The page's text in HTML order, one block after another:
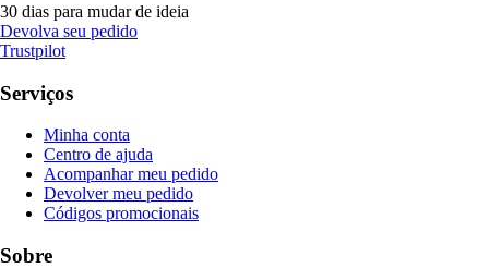
30 dias para mudar de ideia
Devolva seu pedido
Trustpilot
Serviços
Minha conta
Centro de ajuda
Acompanhar meu pedido
Devolver meu pedido
Códigos promocionais
Sobre